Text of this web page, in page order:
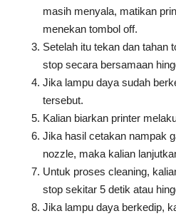
masih menyala, matikan
menekan tombol off.
Setelah itu tekan dan tahan
stop secara bersamaan
Jika lampu daya sudah
tersebut.
Kalian biarkan printer
Jika hasil cetakan nampak
nozzle, maka kalian
Untuk proses cleaning,
stop sekitar 5 detik atau
Jika lampu daya berkedip,